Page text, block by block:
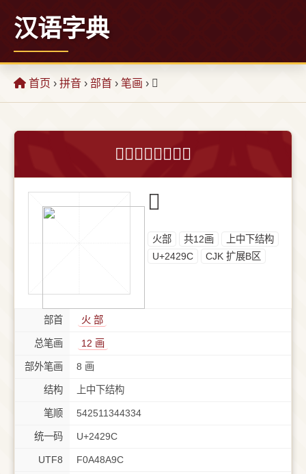
汉语字典
首页 › 拼音 › 部首 › 笔画 › 𤊜
𤊜字的意思和解释
𤊜
⽕部 共12画
上中下结构
U+2429C
CJK 扩展B区
部首 ⽕ 部
总笔画 12 画
部外笔画 8 画
结构 上中下结构
笔顺 542511344334
统一码 U+2429C
UTF8 F0A48A9C